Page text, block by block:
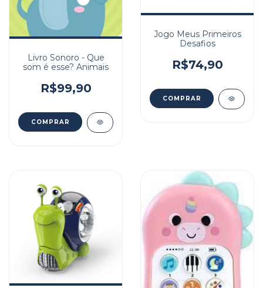
Livro Sonoro - Que
som é esse? Animais
R$99,90
Jogo Meus Primeiros
Desafios
R$74,90